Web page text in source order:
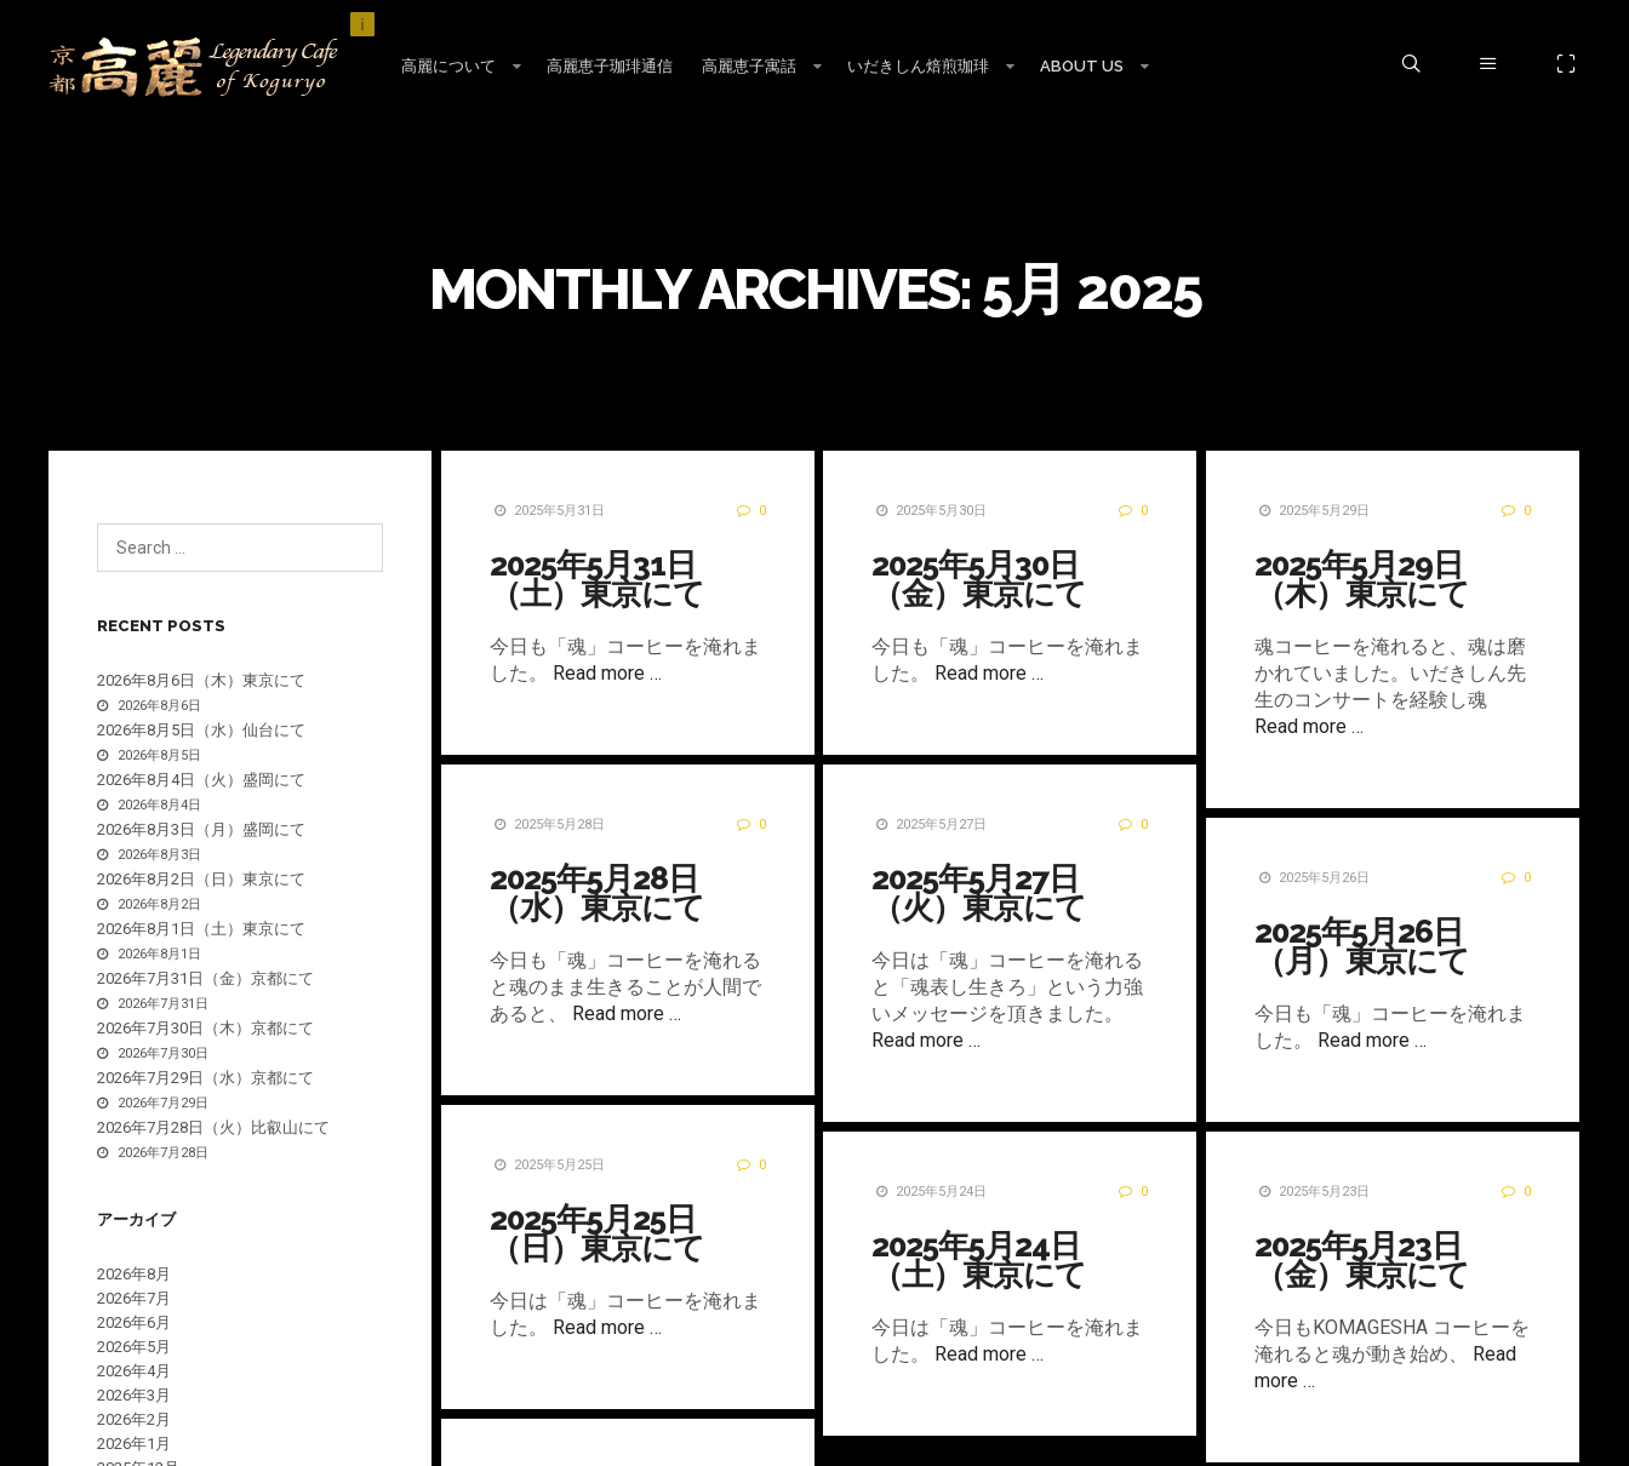
高麗について 高麗恵子珈琲通信 高麗恵子寓話 いだきしん焙煎珈琲 ABOUT US
i
MONTHLY ARCHIVES: 5月 2025
2025年5月31日 0
2025年5月31日
（土）東京にて
今日も「魂」コーヒーを淹れま
した。
Read more …
2025年5月30日 0
2025年5月30日
（金）東京にて
今日も「魂」コーヒーを淹れま
した。
Read more …
2025年5月29日 0
2025年5月29日
（木）東京にて
魂コーヒーを淹れると、魂は磨
かれていました。いだきしん先
生のコンサートを経験し魂
Read more …
2025年5月28日 0
2025年5月28日
（水）東京にて
今日も「魂」コーヒーを淹れる
と魂のまま生きることが人間で
あると、
Read more …
2025年5月27日 0
2025年5月27日
（火）東京にて
今日は「魂」コーヒーを淹れる
と「魂表し生きろ」という力強
いメッセージを頂きました。
Read more …
2025年5月26日 0
2025年5月26日
（月）東京にて
今日も「魂」コーヒーを淹れま
した。
Read more …
2025年5月25日 0
2025年5月25日
（日）東京にて
今日は「魂」コーヒーを淹れま
した。
Read more …
2025年5月24日 0
2025年5月24日
（土）東京にて
今日は「魂」コーヒーを淹れま
した。
Read more …
2025年5月23日 0
2025年5月23日
（金）東京にて
今日もKOMAGESHA コーヒーを
淹れると魂が動き始め、
Read
more …
RECENT POSTS
2026年8月6日（木）東京にて
2026年8月6日
2026年8月5日（水）仙台にて
2026年8月5日
2026年8月4日（火）盛岡にて
2026年8月4日
2026年8月3日（月）盛岡にて
2026年8月3日
2026年8月2日（日）東京にて
2026年8月2日
2026年8月1日（土）東京にて
2026年8月1日
2026年7月31日（金）京都にて
2026年7月31日
2026年7月30日（木）京都にて
2026年7月30日
2026年7月29日（水）京都にて
2026年7月29日
2026年7月28日（火）比叡山にて
2026年7月28日
アーカイブ
2026年8月
2026年7月
2026年6月
2026年5月
2026年4月
2026年3月
2026年2月
2026年1月